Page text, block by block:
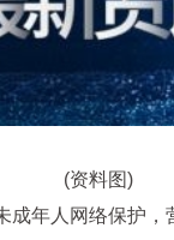
(资料图)
成年人网络保护，